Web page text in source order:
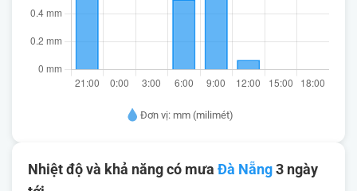
Đơn vị: mm (milimét)
Nhiệt độ và khả năng có mưa Đà Nẵng3 ngày